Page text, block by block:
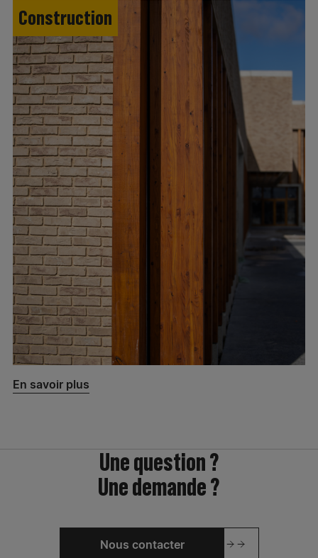
Construction
En savoir plus
Une question ?
Une demande ?
Nous contacter